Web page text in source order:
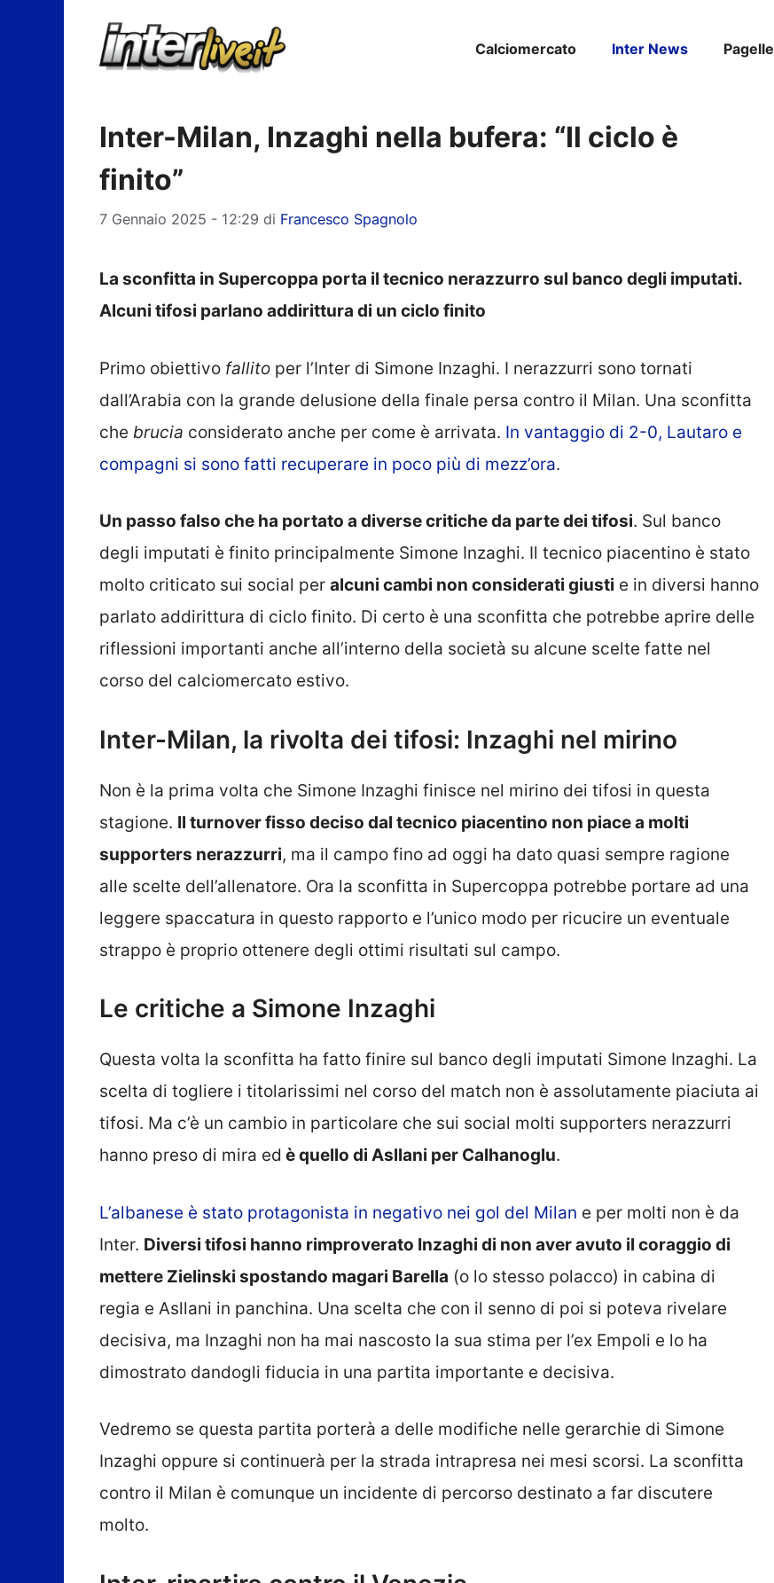
Calciomercato Inter News Pagelle
Inter-Milan, Inzaghi nella bufera: “Il ciclo è
finito”
7 Gennaio 2025 - 12:29 di Francesco Spagnolo
La sconfitta in Supercoppa porta il tecnico nerazzurro sul banco degli imputati.
Alcuni tifosi parlano addirittura di un ciclo finito
Primo obiettivo fallito per l’Inter di Simone Inzaghi. I nerazzurri sono tornati
dall’Arabia con la grande delusione della finale persa contro il Milan. Una sconfitta
che brucia considerato anche per come è arrivata. In vantaggio di 2-0, Lautaro e
compagni si sono fatti recuperare in poco più di mezz’ora.
Un passo falso che ha portato a diverse critiche da parte dei tifosi. Sul banco
degli imputati è finito principalmente Simone Inzaghi. Il tecnico piacentino è stato
molto criticato sui social per alcuni cambi non considerati giusti e in diversi hanno
parlato addirittura di ciclo finito. Di certo è una sconfitta che potrebbe aprire delle
riflessioni importanti anche all’interno della società su alcune scelte fatte nel
corso del calciomercato estivo.
Inter-Milan, la rivolta dei tifosi: Inzaghi nel mirino
Non è la prima volta che Simone Inzaghi finisce nel mirino dei tifosi in questa
stagione. Il turnover fisso deciso dal tecnico piacentino non piace a molti
supporters nerazzurri, ma il campo fino ad oggi ha dato quasi sempre ragione
alle scelte dell’allenatore. Ora la sconfitta in Supercoppa potrebbe portare ad una
leggere spaccatura in questo rapporto e l’unico modo per ricucire un eventuale
strappo è proprio ottenere degli ottimi risultati sul campo.
Le critiche a Simone Inzaghi
Questa volta la sconfitta ha fatto finire sul banco degli imputati Simone Inzaghi. La
scelta di togliere i titolarissimi nel corso del match non è assolutamente piaciuta ai
tifosi. Ma c’è un cambio in particolare che sui social molti supporters nerazzurri
hanno preso di mira ed è quello di Asllani per Calhanoglu.
L’albanese è stato protagonista in negativo nei gol del Milan e per molti non è da
Inter. Diversi tifosi hanno rimproverato Inzaghi di non aver avuto il coraggio di
mettere Zielinski spostando magari Barella (o lo stesso polacco) in cabina di
regia e Asllani in panchina. Una scelta che con il senno di poi si poteva rivelare
decisiva, ma Inzaghi non ha mai nascosto la sua stima per l’ex Empoli e lo ha
dimostrato dandogli fiducia in una partita importante e decisiva.
Vedremo se questa partita porterà a delle modifiche nelle gerarchie di Simone
Inzaghi oppure si continuerà per la strada intrapresa nei mesi scorsi. La sconfitta
contro il Milan è comunque un incidente di percorso destinato a far discutere
molto.